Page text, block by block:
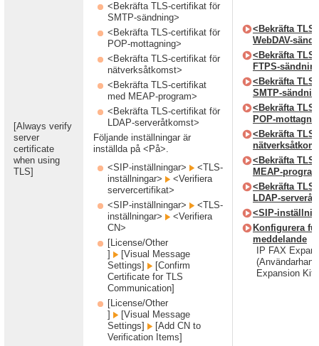
[Always verify
server
certificate
when using
TLS]
<Bekräfta TLS-certifikat för
SMTP-sändning>
<Bekräfta TLS-certifikat för
POP-mottagning>
<Bekräfta TLS-certifikat för
nätverksåtkomst>
<Bekräfta TLS-certifikat
med MEAP-program>
<Bekräfta TLS-certifikat för
LDAP-serveråtkomst>
Följande inställningar är
inställda på <På>.
<SIP-inställningar>
<TLS-
inställningar>
<Verifiera
servercertifikat>
<SIP-inställningar>
<TLS-
inställningar>
<Verifiera
CN>
[License/Other
]
[Visual Message
Settings]
[Confirm
Certificate for TLS
Communication]
[License/Other
]
[Visual Message
Settings]
[Add CN to
Verification Items]
<Bekräfta
WebDAV-
<Bekräfta
FTPS-
<Bekräfta
SMTP-
<Bekräfta
POP-
<Bekräfta
<Bekräfta
MEAP-
<Bekräfta
LDAP-
<SIP-
Konfigurera
meddelande
IP FAX
Expansion Kit)